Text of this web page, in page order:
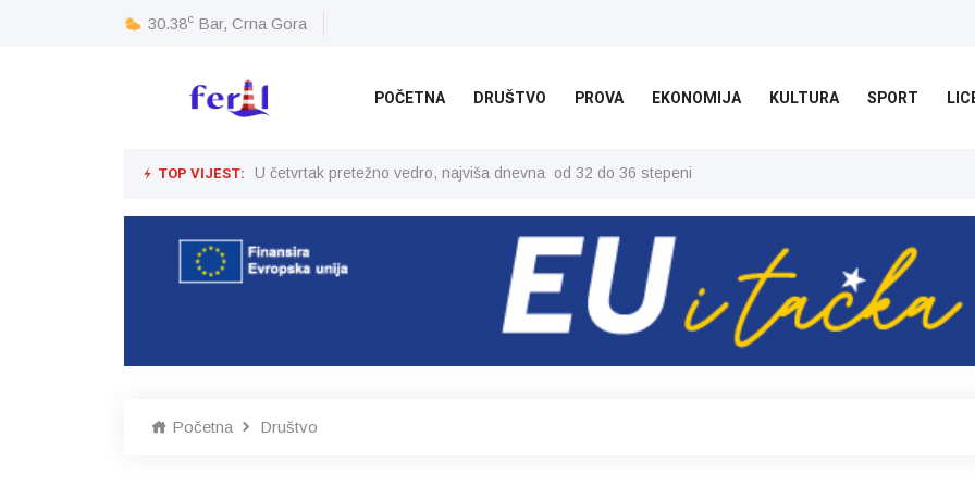
30.38c Bar, Crna Gora
POČETNA DRUŠTVO PROVA EKONOMIJA KULTURA SPORT
TOP VIJEST: U četvrtak pretežno vedro, najviša dnevna od 32 do 36 stepeni
Početna Društvo